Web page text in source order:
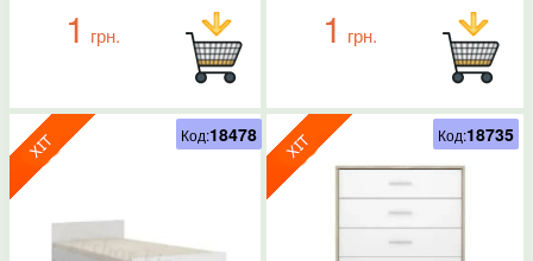
1 грн. 1 грн.
Код:18478 Код:18735